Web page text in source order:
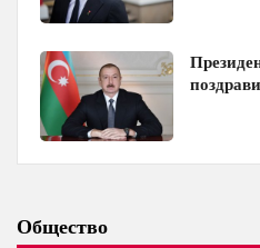
Общество